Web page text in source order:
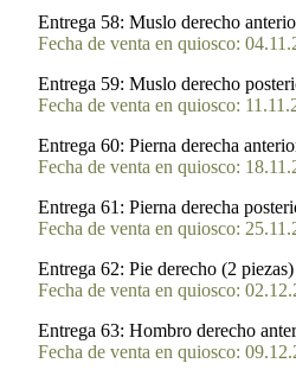
Entrega 58: Muslo derecho
Fecha de venta en quiosco:
Entrega 59: Muslo derecho
Fecha de venta en quiosco:
Entrega 60: Pierna derecha
Fecha de venta en quiosco:
Entrega 61: Pierna derecha
Fecha de venta en quiosco:
Entrega 62: Pie derecho (2
Fecha de venta en quiosco:
Entrega 63: Hombro derecho
Fecha de venta en quiosco: